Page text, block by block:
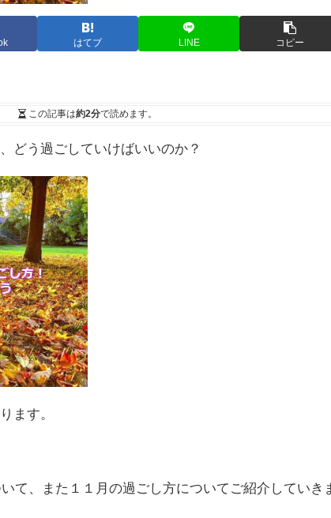
はてブ LINE コピー
この記事は約2分で読めます。
どう過ごしていけばいいのか？
ます。
て、また１１月の過ごし方についてご紹介していき